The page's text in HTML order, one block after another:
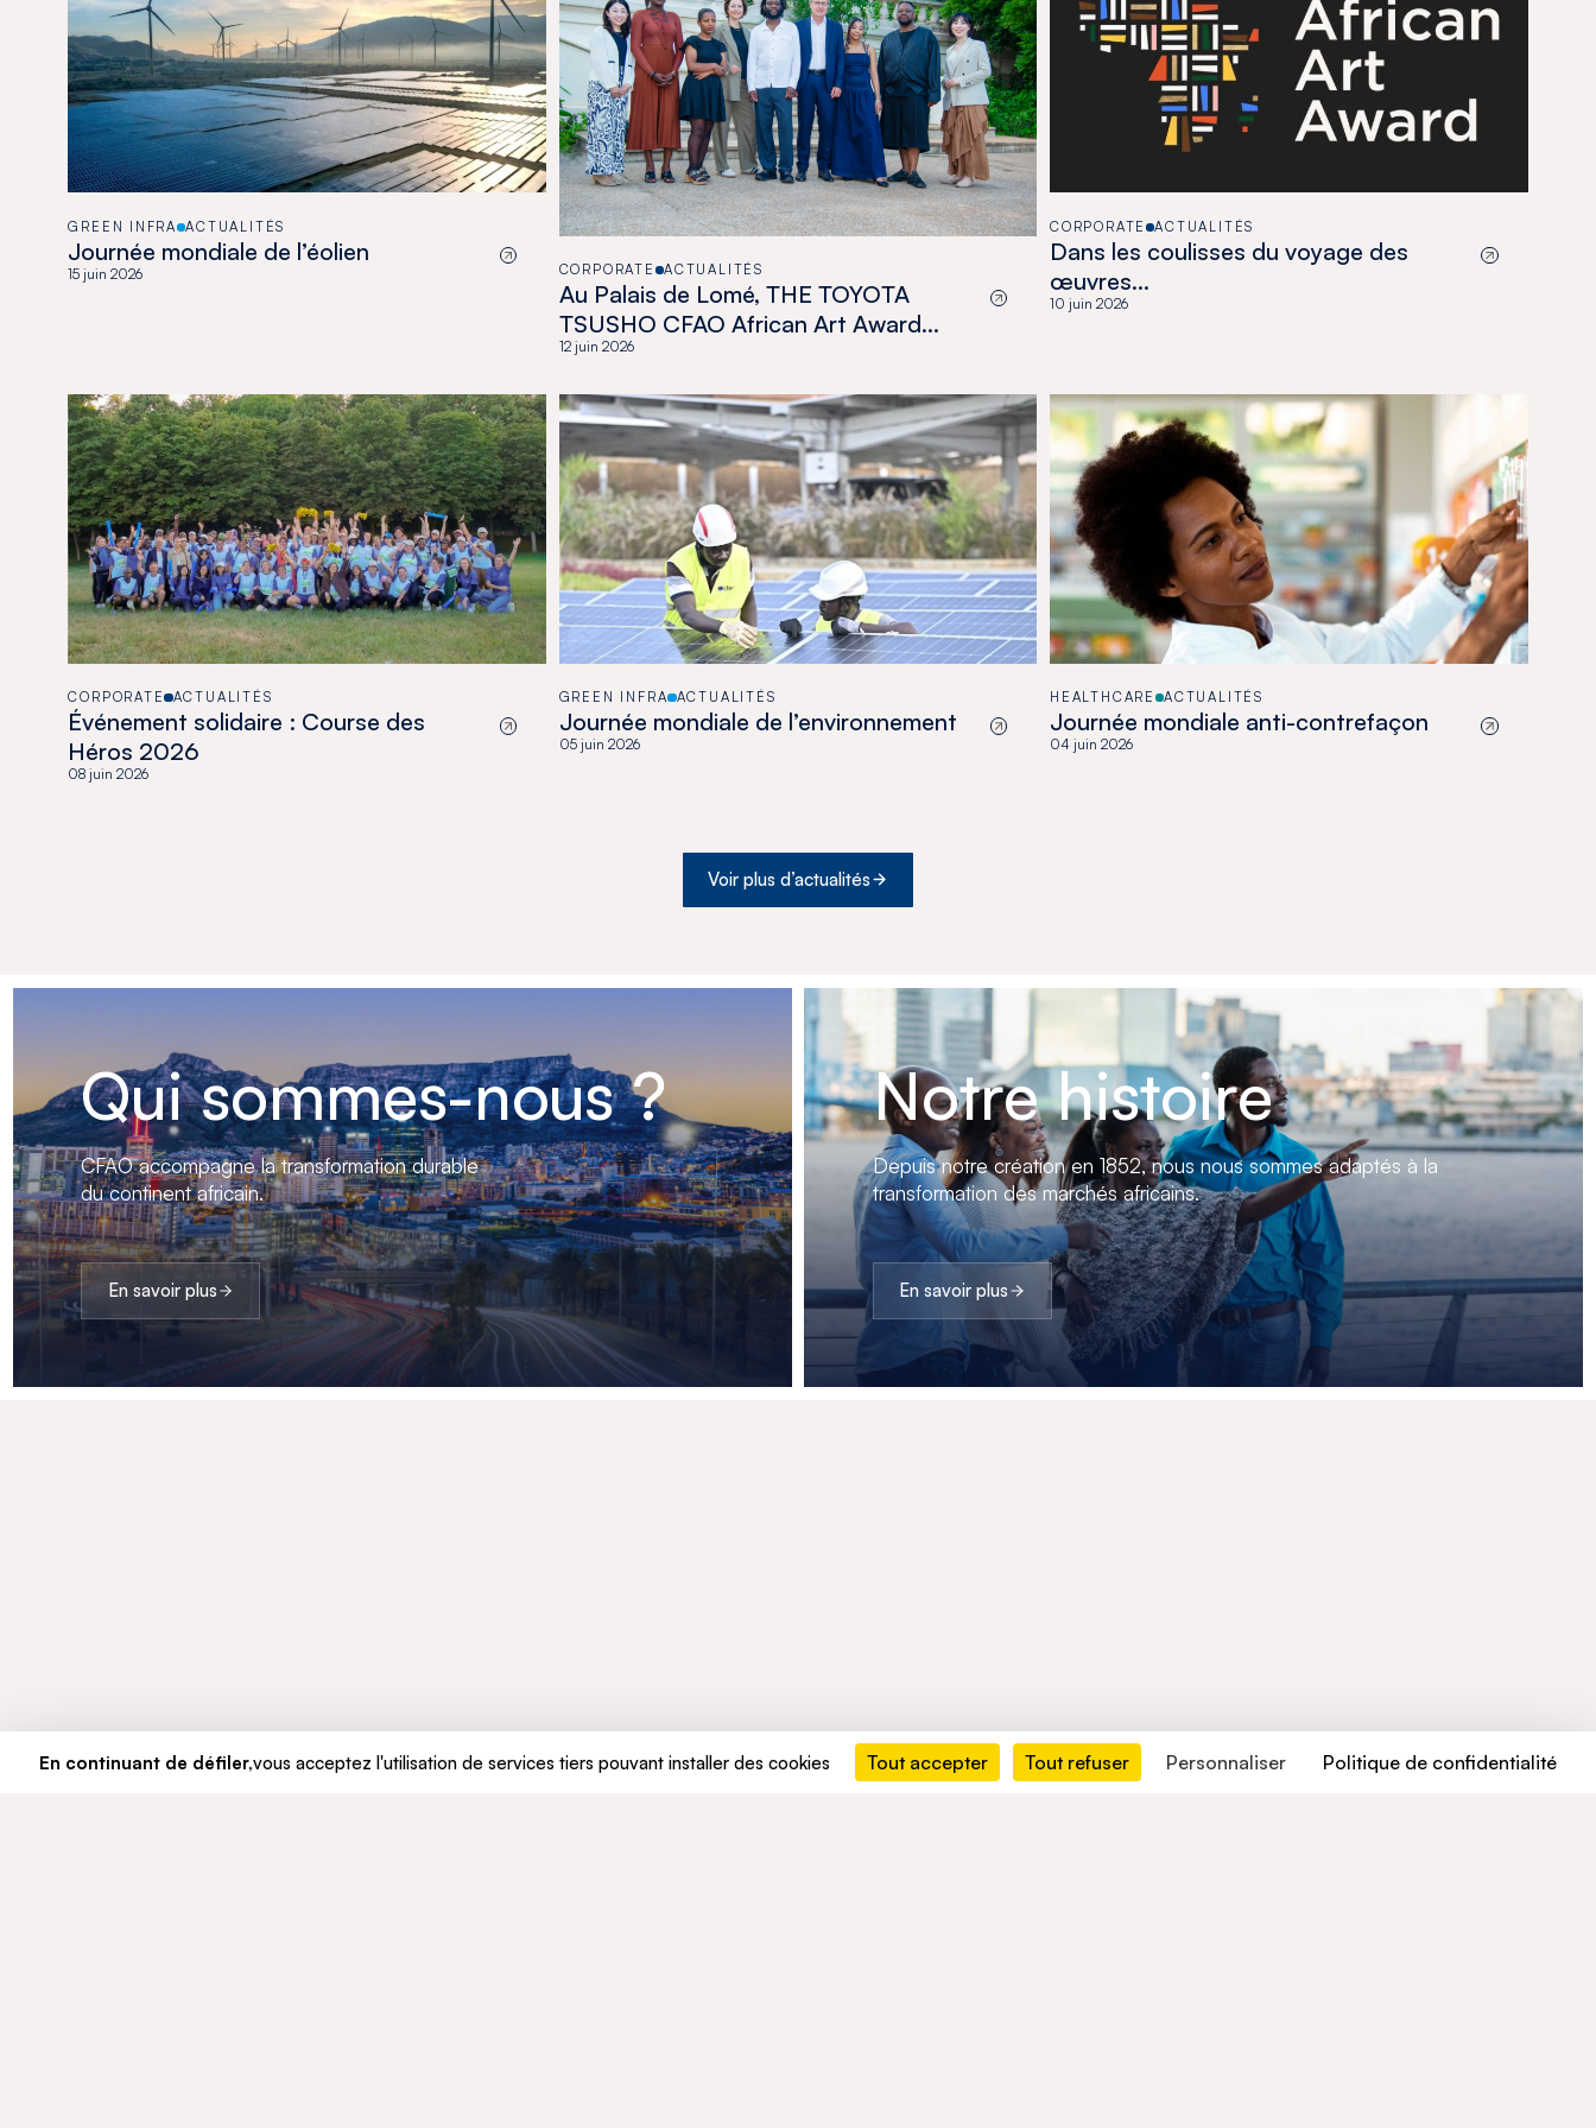
GREEN INFRA ACTUALITÉS
Journée mondiale de l’éolien
15 juin 2026 CORPORATE ACTUALITÉS
Au Palais de Lomé, THE TOYOTA
TSUSHO CFAO African Art Award
célèbre une nouvelle génération
12 juin 2026
CORPORATE ACTUALITÉS
Dans les coulisses du voyage des
œuvres…
10 juin 2026
CORPORATE ACTUALITÉS
Événement solidaire : Course des
Héros 2026
08 juin 2026
GREEN INFRA ACTUALITÉS
Journée mondiale de l’environnement
05 juin 2026
HEALTHCARE ACTUALITÉS
Journée mondiale anti-contrefaçon
04 juin 2026
Voir plus d’actualités
Qui sommes-nous ?
CFAO accompagne la transformation durable
du continent africain.
En savoir plus
Notre histoire
Depuis notre création en 1852, nous nous sommes adaptés à la
transformation des marchés africains.
En savoir plus
En continuant de défiler,vous acceptez l'utilisation de services tiers pouvant installer des cookies Tout accepter Tout refuser Personnaliser Politique de confidentialité